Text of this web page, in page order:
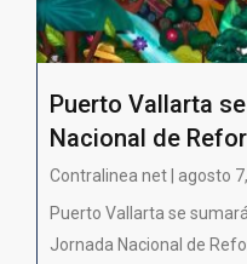
Puerto Vallarta
Nacional de
Contralinea net | agosto
Puerto Vallarta se
Jornada Nacional de